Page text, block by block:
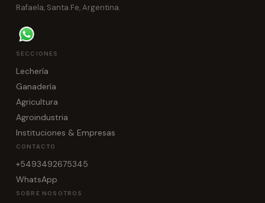
Rafaela, Santa Fe, Argentina.
SECCIONES
Lechería
Ganadería
Agricultura
Agroindustria
Instituciones & Empresas
CONTACTO
+5493492675345
WhatsApp
SOBRE NOSOTROS